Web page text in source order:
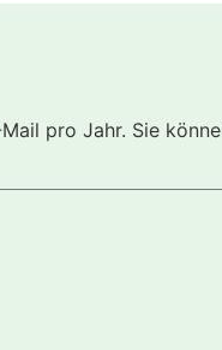
pro Jahr. Sie